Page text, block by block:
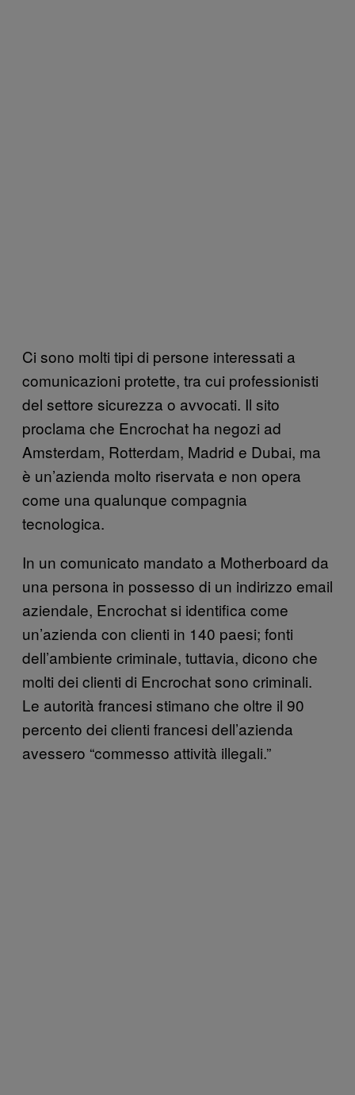
Ci sono molti tipi di persone interessati a
comunicazioni protette, tra cui professionisti
del settore sicurezza o avvocati. Il sito
proclama che Encrochat ha negozi ad
Amsterdam, Rotterdam, Madrid e Dubai, ma
è un’azienda molto riservata e non opera
come una qualunque compagnia
tecnologica.
In un comunicato mandato a Motherboard da
una persona in possesso di un indirizzo email
aziendale, Encrochat si identifica come
un’azienda con clienti in 140 paesi; fonti
dell’ambiente criminale, tuttavia, dicono che
molti dei clienti di Encrochat sono criminali.
Le autorità francesi stimano che oltre il 90
percento dei clienti francesi dell’azienda
avessero “commesso attività illegali.”